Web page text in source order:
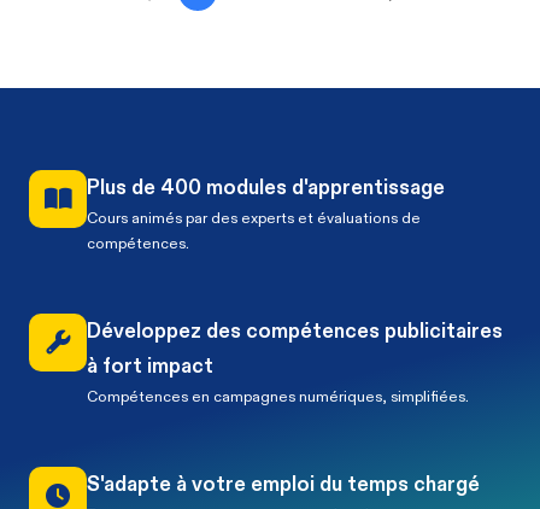
Plus de 400 modules d'apprentissage
Cours animés par des experts et évaluations de
compétences.
Développez des compétences publicitaires
à fort impact
Compétences en campagnes numériques, simplifiées.
S'adapte à votre emploi du temps chargé